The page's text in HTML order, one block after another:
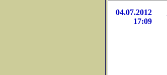
04.07.2012
17:09